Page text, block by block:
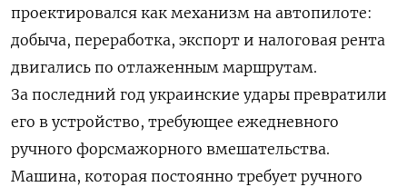
проектировался как механизм на автопилоте:
добыча, переработка, экспорт и налоговая рента
двигались по отлаженным маршрутам.
За последний год украинские удары превратили
его в устройство, требующее ежедневного
ручного форсмажорного вмешательства.
Машина, которая постоянно требует ручного